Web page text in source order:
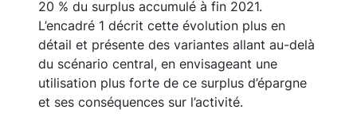
20 % du surplus accumulé à fin 2021.
L’encadré 1 décrit cette évolution plus en
détail et présente des variantes allant au-delà
du scénario central, en envisageant une
utilisation plus forte de ce surplus d’épargne
et ses conséquences sur l’activité.